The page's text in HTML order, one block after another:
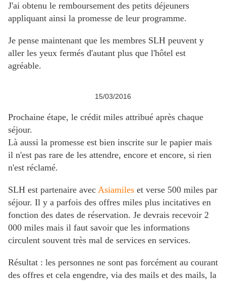
J'ai obtenu le remboursement des petits déjeuners
appliquant ainsi la promesse de leur programme.
Je pense maintenant que les membres SLH peuvent y
aller les yeux fermés d'autant plus que l'hôtel est
agréable.
15/03/2016
Prochaine étape, le crédit miles attribué après chaque
séjour.
Là aussi la promesse est bien inscrite sur le papier mais
il n'est pas rare de les attendre, encore et encore, si rien
n'est réclamé.
SLH est partenaire avec Asiamiles et verse 500 miles par
séjour. Il y a parfois des offres miles plus incitatives en
fonction des dates de réservation. Je devrais recevoir 2
000 miles mais il faut savoir que les informations
circulent souvent très mal de services en services.
Résultat : les personnes ne sont pas forcément au courant
des offres et cela engendre, via des mails et des mails, la